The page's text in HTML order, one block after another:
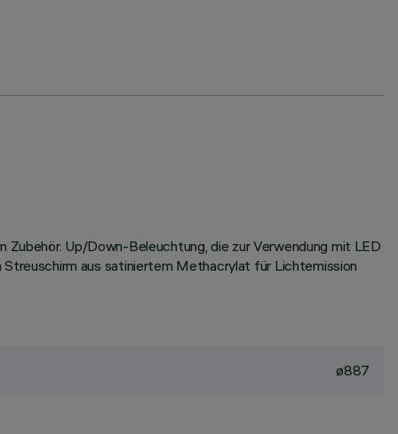
Up/Down-Beleuchtung, die zur Verwendung mit LED
aus satiniertem Methacrylat für Lichtemission
ø887